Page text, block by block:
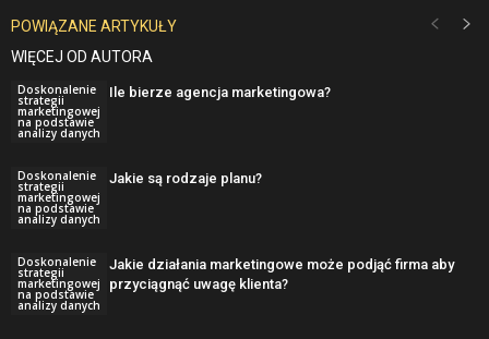
POWIĄZANE ARTYKUŁY
WIĘCEJ OD AUTORA
Doskonalenie
strategii
marketingowej
na podstawie
analizy danych
Ile bierze agencja marketingowa?
Doskonalenie
strategii
marketingowej
na podstawie
analizy danych
Jakie są rodzaje planu?
Doskonalenie
strategii
marketingowej
na podstawie
analizy danych
Jakie działania marketingowe może podjąć firma aby
przyciągnąć uwagę klienta?